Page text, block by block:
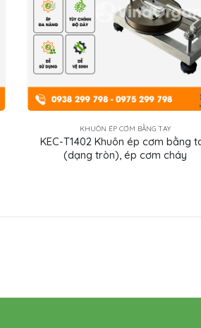
KHUÔN ÉP CƠM BẰNG TAY
KEC-T1402 Khuôn ép cơm bằng
(dạng tròn), ép cơm cháy